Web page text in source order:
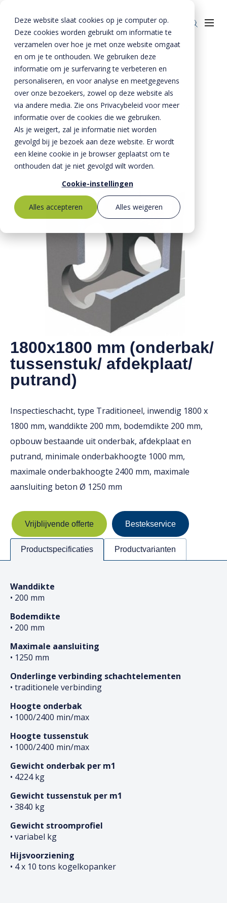
Deze website slaat cookies op je computer op.
Deze cookies worden gebruikt om informatie te
verzamelen over hoe je met onze website omgaat
en om je te onthouden. We gebruiken deze
informatie om je surfervaring te verbeteren en
personaliseren, en voor analyse en meetgegevens
over onze bezoekers, zowel op deze website als
via andere media. Zie ons Privacybeleid voor meer
informatie over de cookies die we gebruiken.
Als je weigert, zal je informatie niet worden
gevolgd bij je bezoek aan deze website. Er wordt
een kleine cookie in je browser geplaatst om te
onthouden dat je niet gevolgd wilt worden.
Cookie-instellingen
Alles accepteren
Alles weigeren
Bestekservice
Downloads
Werken bij
Producten
Riolering
Bestrating
Oplossingen
BTE Groep
Onze verhalen
Over ons
MVO
Kernwaarden
Mission statement
Toeslagen
HVO toeslag
Dieseltoeslag
Home »Producten » Riolering »
Inspectieschachten
Schachten
Inspectieschachten 1800 x 1800 mm»
1800x1800 mm onderbak tussenstuk afdekplaat
putrand
1800x1800 mm (onderbak/
tussenstuk/ afdekplaat/
putrand)
Inspectieschacht, type Traditioneel, inwendig 1800 x
1800 mm, wanddikte 200 mm, bodemdikte 200 mm,
opbouw bestaande uit onderbak, afdekplaat en
putrand, minimale onderbakhoogte 1000 mm,
maximale onderbakhoogte 2400 mm, maximale
aansluiting beton Ø 1250 mm
Vrijblijvende offerte Bestekservice
Productspecificaties Productvarianten
Wanddikte
• 200 mm
Bodemdikte
• 200 mm
Maximale aansluiting
• 1250 mm
Onderlinge verbinding schachtelementen
• traditionele verbinding
Hoogte onderbak
• 1000/2400 min/max
Hoogte tussenstuk
• 1000/2400 min/max
Gewicht onderbak per m1
• 4224 kg
Gewicht tussenstuk per m1
• 3840 kg
Gewicht stroomprofiel
• variabel kg
Hijsvoorziening
• 4 x 10 tons kogelkopanker